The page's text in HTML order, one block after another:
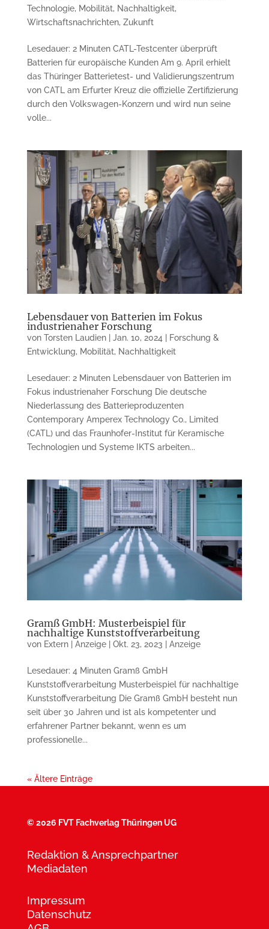
Technologie, Mobilität, Nachhaltigkeit,
Wirtschaftsnachrichten, Zukunft
Lesedauer: 2 Minuten CATL-Testcenter überprüft
Batterien für europäische Kunden Am 9. April erhielt
das Thüringer Batterietest- und Validierungszentrum
von CATL am Erfurter Kreuz die offizielle Zertifizierung
durch den Volkswagen-Konzern und wird nun seine
volle...
Lebensdauer von Batterien im Fokus
industrienaher Forschung
von Torsten Laudien| Jan. 10, 2024
Forschung &
Entwicklung, Mobilität, Nachhaltigkeit
Lesedauer: 2 Minuten Lebensdauer von Batterien im
Fokus industrienaher Forschung Die deutsche
Niederlassung des Batterieproduzenten
Contemporary Amperex Technology Co., Limited
(CATL) und das Fraunhofer-Institut für Keramische
Technologien und Systeme IKTS arbeiten...
Gramß GmbH: Musterbeispiel für
nachhaltige Kunststoffverarbeitung
von Extern | Anzeige| Okt. 23, 2023 Anzeige
Lesedauer: 4 Minuten Gramß GmbH
Kunststoffverarbeitung Musterbeispiel für nachhaltige
Kunststoff­ver­arbeitung Die Gramß GmbH besteht nun
seit über 30 Jahren und ist als kompetenter und
erfahrener Partner bekannt, wenn es um
professionelle...
« Ältere Einträge
©2026 FVT Fachverlag Thüringen UG
Redaktion & Ansprechpartner
Mediadaten
Impressum
Datenschutz